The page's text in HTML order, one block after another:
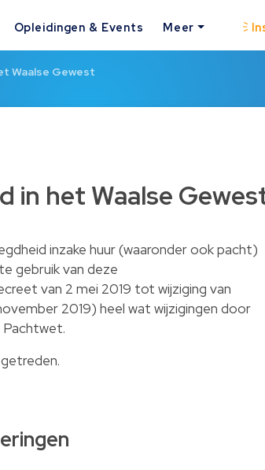
Opleidingen & Events Meer
Waalse Gewest
in het Waalse
inzake huur (waaronder ook pacht)
gebruik van deze
van 2 mei 2019 tot wijziging van
2019) heel wat wijzigingen door
Pachtwet.